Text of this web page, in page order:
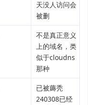
天没人访问会
被删
不是真正意义
上的域名，类
似于cloudns
那种
已被薅秃
240308已经